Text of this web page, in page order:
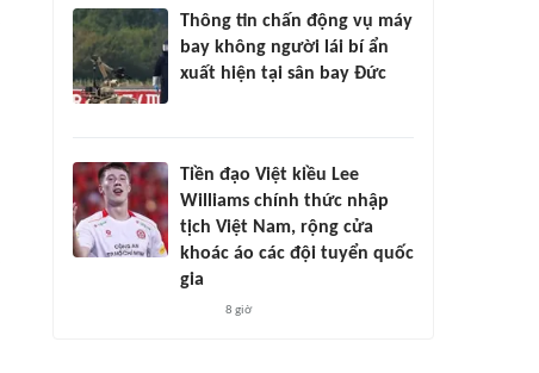
Thông tin chấn động vụ máy
bay không người lái bí ẩn
xuất hiện tại sân bay Đức
Tiền đạo Việt kiều Lee
Williams chính thức nhập
tịch Việt Nam, rộng cửa
khoác áo các đội tuyển quốc
gia
8 giờ